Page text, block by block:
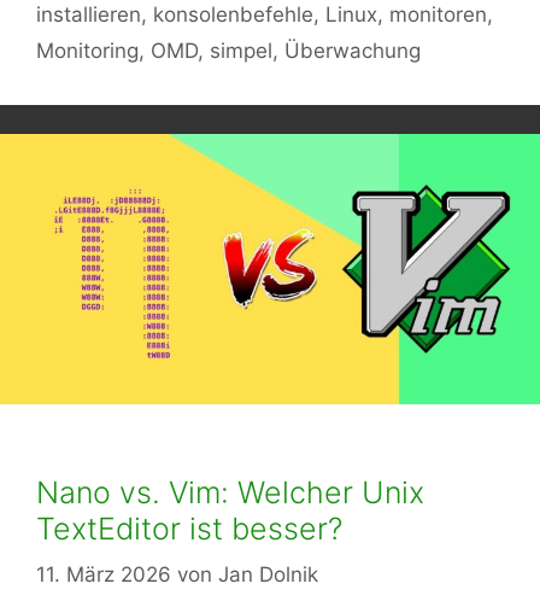
installieren, konsolenbefehle, Linux, monitoren,
Monitoring, OMD, simpel, Überwachung
Nano vs. Vim: Welcher Unix
TextEditor ist besser?
11. März 2026 von Jan Dolnik